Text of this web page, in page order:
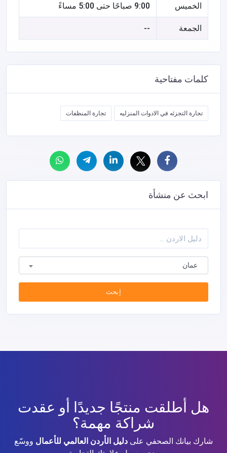
الخميس 9:00 صباحًا حتى 5:00 مساءً
الجمعة --
كلمات مفتاحية
تجارة التجزئه في الادوات المنزليه تجارة المنظفات
ابحث عن منشأة
عمان
إبحث
هل أطلقت منتجًا جديدًا أو عقدت
شراكة مهمة؟
شارك بيانك الصحفي على دليل الأردن العالمي للأعمال ووسّع